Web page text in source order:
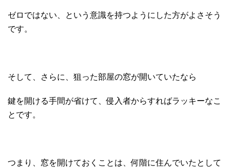
ゼロではない、という意識を持つようにした方がよさそう
です。
そして、さらに、狙った部屋の窓が開いていたなら
鍵を開ける手間が省けて、侵入者からすればラッキーなこ
とです。
つまり、窓を開けておくことは、何階に住んでいたとして